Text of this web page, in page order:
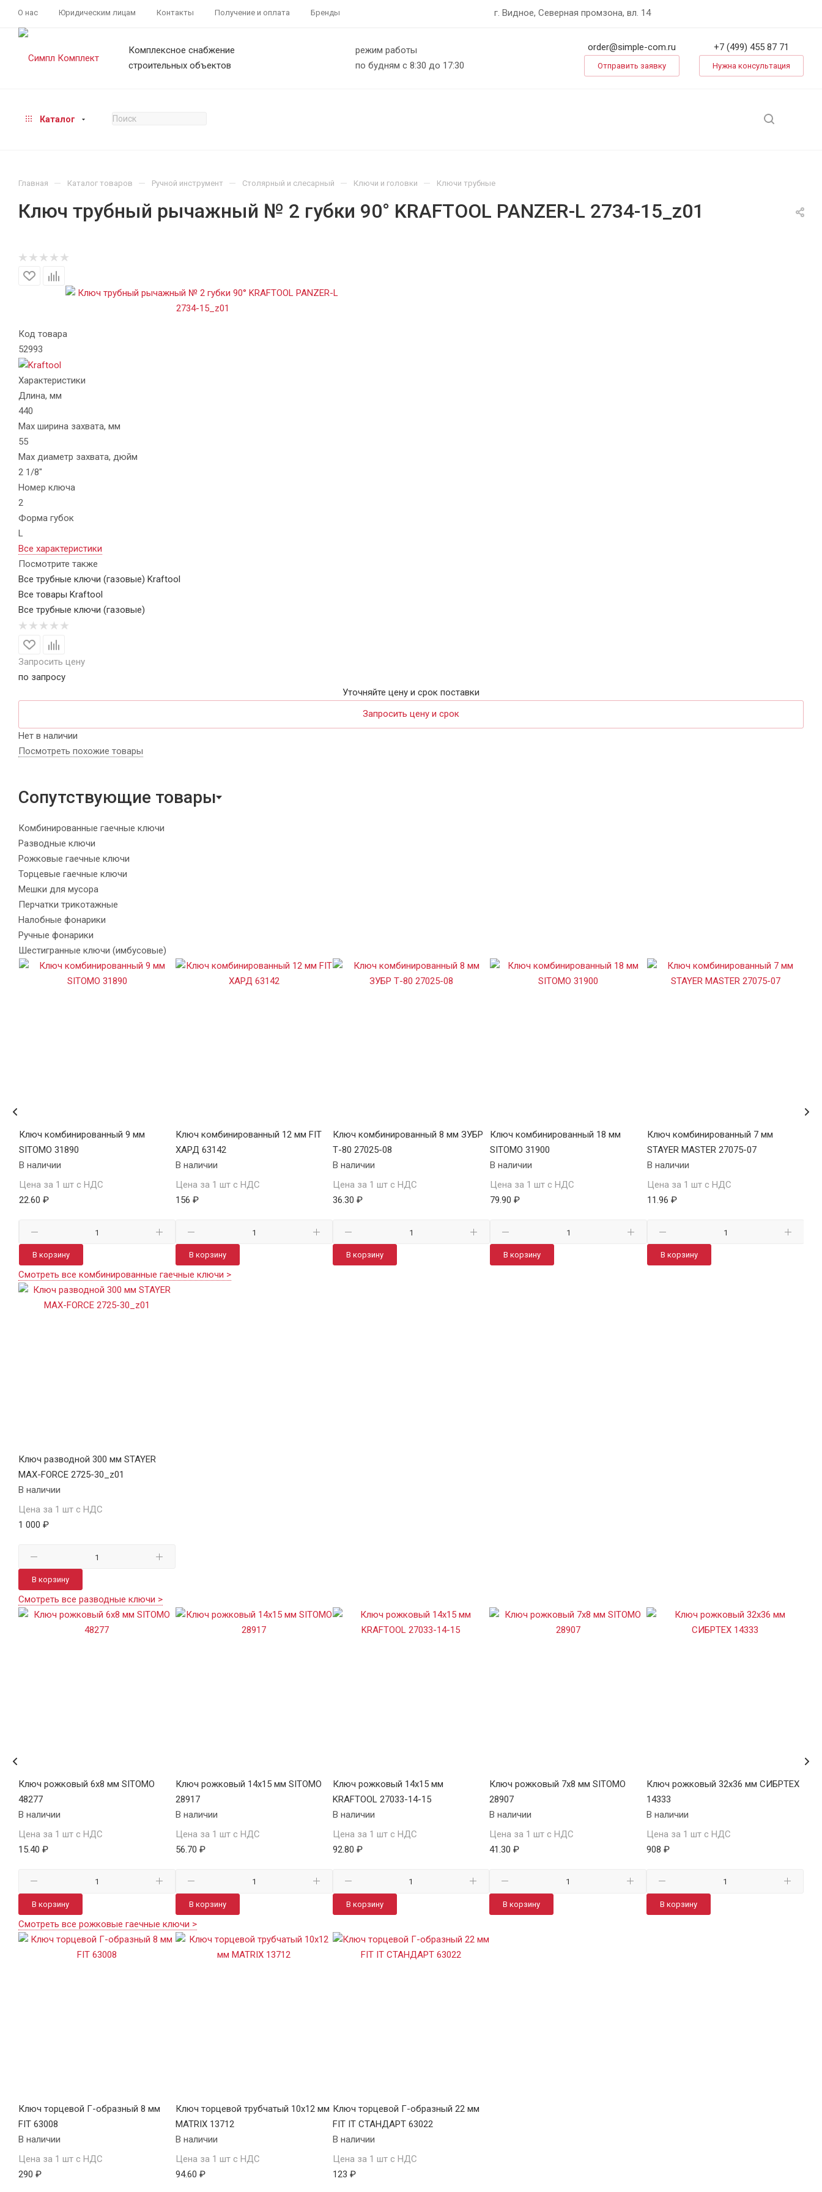
О нас Юридическим лицам Контакты Получение и оплата Бренды г. Видное, Северная промзона, вл. 14
Комплексное снабжение
строительных объектов
режим работы
по будням с 8:30 до 17:30
order@simple-com.ru
Отправить заявку
+7 (499) 455 87 71
Нужна консультация
Каталог
Главная — Каталог товаров — Ручной инструмент — Столярный и слесарный — Ключи и головки — Ключи трубные
Ключ трубный рычажный № 2 губки 90° KRAFTOOL PANZER-L 2734-15_z01
Код товара
52993
Характеристики
Длина, мм
440
Max ширина захвата, мм
55
Max диаметр захвата, дюйм
2 1/8"
Номер ключа
2
Форма губок
L
Все характеристики
Посмотрите также
Все трубные ключи (газовые) Kraftool
Все товары Kraftool
Все трубные ключи (газовые)
Запросить цену
по запросу
Уточняйте цену и срок поставки
Запросить цену и срок
Нет в наличии
Посмотреть похожие товары
Сопутствующие товары
Комбинированные гаечные ключи
Разводные ключи
Рожковые гаечные ключи
Торцевые гаечные ключи
Мешки для мусора
Перчатки трикотажные
Налобные фонарики
Ручные фонарики
Шестигранные ключи (имбусовые)
Ключ комбинированный 9 мм
SITOMO 31890
В наличии
Цена за 1 шт с НДС
22.60 ₽
В корзину
Ключ комбинированный 12 мм FIT
ХАРД 63142
В наличии
Цена за 1 шт с НДС
156 ₽
В корзину
Ключ комбинированный 8 мм ЗУБР
Т-80 27025-08
В наличии
Цена за 1 шт с НДС
36.30 ₽
В корзину
Ключ комбинированный 18 мм
SITOMO 31900
В наличии
Цена за 1 шт с НДС
79.90 ₽
В корзину
Ключ комбинированный 7 мм
STAYER MASTER 27075-07
В наличии
Цена за 1 шт с НДС
11.96 ₽
В корзину
Смотреть все комбинированные гаечные ключи >
Ключ разводной 300 мм STAYER
MAX-FORCE 2725-30_z01
В наличии
Цена за 1 шт с НДС
1 000 ₽
В корзину
Смотреть все разводные ключи >
Ключ рожковый 6х8 мм SITOMO
48277
В наличии
Цена за 1 шт с НДС
15.40 ₽
В корзину
Ключ рожковый 14х15 мм SITOMO
28917
В наличии
Цена за 1 шт с НДС
56.70 ₽
В корзину
Ключ рожковый 14х15 мм
KRAFTOOL 27033-14-15
В наличии
Цена за 1 шт с НДС
92.80 ₽
В корзину
Ключ рожковый 7х8 мм SITOMO
28907
В наличии
Цена за 1 шт с НДС
41.30 ₽
В корзину
Ключ рожковый 32х36 мм СИБРТЕХ
14333
В наличии
Цена за 1 шт с НДС
908 ₽
В корзину
Смотреть все рожковые гаечные ключи >
Ключ торцевой Г-образный 8 мм
FIT 63008
В наличии
Цена за 1 шт с НДС
290 ₽
Ключ торцевой трубчатый 10х12 мм
MATRIX 13712
В наличии
Цена за 1 шт с НДС
94.60 ₽
Ключ торцевой Г-образный 22 мм
FIT IT СТАНДАРТ 63022
В наличии
Цена за 1 шт с НДС
123 ₽